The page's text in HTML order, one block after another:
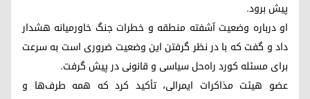
پیش برود.
او درباره وضعیت آشفته منطقه و خطرات جنگ خاورمیانه هشدار
داد و گفت که با در نظر گرفتن این وضعیت ضروری است به سرعت
برای مسئله کورد راه‌حل سیاسی و قانونی در پیش گرفت.
عضو هیئت مذاکرات ایمرالی، تأکید کرد که همه طرف‌ها و